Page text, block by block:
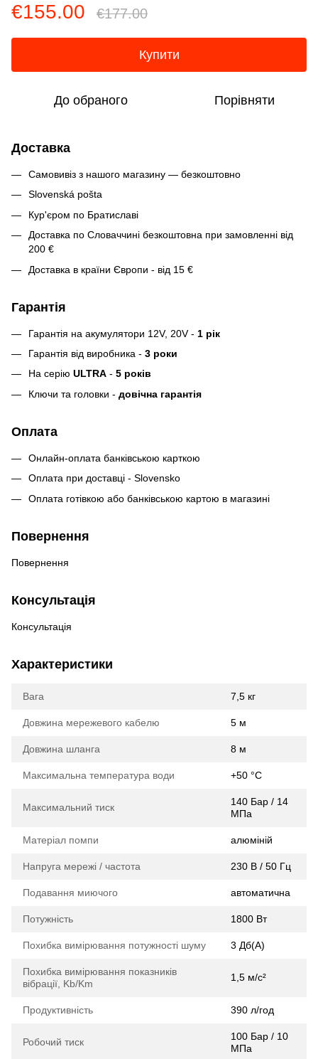
€155.00 €177.00
Купити
До обраного Порівняти
Доставка
Самовивіз з нашого магазину — безкоштовно
Slovenská pošta
Кур'єром по Братиславі
Доставка по Словаччині безкоштовна при замовленні від
200 €
Доставка в країни Європи - від 15 €
Гарантія
Гарантія на акумулятори 12V, 20V - 1 рік
Гарантія від виробника - 3 роки
На серію ULTRA - 5 років
Ключи та головки - довічна гарантія
Оплата
Онлайн-оплата банківською карткою
Оплата при доставці - Slovensko
Оплата готівкою або банківською картою в магазині
Повернення
Повернення
Консультація
Консультація
Характеристики
Вага 7,5 кг
Довжина мережевого кабелю 5 м
Довжина шланга 8 м
Максимальна температура води +50 °С
Максимальний тиск
140 Бар / 14
МПа
Матеріал помпи алюміній
Напруга мережі / частота 230 В / 50 Гц
Подавання миючого автоматична
Потужність 1800 Вт
Похибка вимірювання потужності шуму 3 Дб(A)
Похибка вимірювання показників
вібрації, Kb/Km
1,5 м/с²
Продуктивність 390 л/год
Робочий тиск
100 Бар / 10
МПа